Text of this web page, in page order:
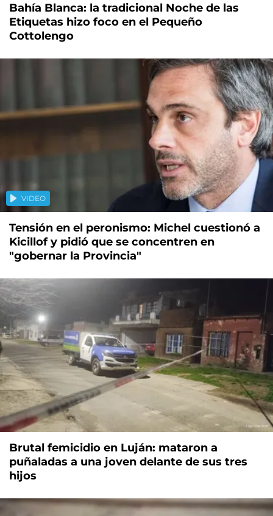
Bahía Blanca: la tradicional Noche de las
Etiquetas hizo foco en el Pequeño
Cottolengo
VIDEO
Tensión en el peronismo: Michel cuestionó a
Kicillof y pidió que se concentren en
"gobernar la Provincia"
Brutal femicidio en Luján: mataron a
puñaladas a una joven delante de sus tres
hijos